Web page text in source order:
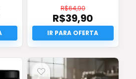
R$64,90
O
preço
original
era:
R$64,90.
R$39,90
O
preço
atual
é:
R$39,90.